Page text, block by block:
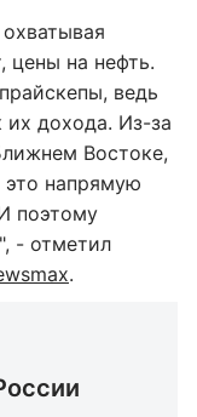
цены на нефть.
ведь
их дохода. Из-за
Востоке,
напрямую
поэтому
- отметил
.